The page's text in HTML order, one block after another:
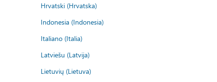
Hrvatski (Hrvatska)
Indonesia (Indonesia)
Italiano (Italia)
Latviešu (Latvija)
Lietuvių (Lietuva)